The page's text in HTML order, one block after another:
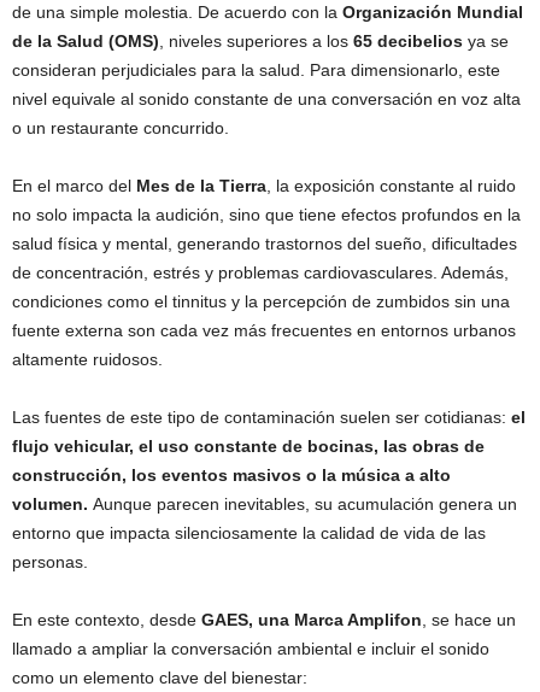
de una simple molestia. De acuerdo con la Organización Mundial
de la Salud (OMS), niveles superiores a los 65 decibelios ya se
consideran perjudiciales para la salud. Para dimensionarlo, este
nivel equivale al sonido constante de una conversación en voz alta
o un restaurante concurrido.
En el marco del Mes de la Tierra, la exposición constante al ruido
no solo impacta la audición, sino que tiene efectos profundos en la
salud física y mental, generando trastornos del sueño, dificultades
de concentración, estrés y problemas cardiovasculares. Además,
condiciones como el tinnitus y la percepción de zumbidos sin una
fuente externa son cada vez más frecuentes en entornos urbanos
altamente ruidosos.
Las fuentes de este tipo de contaminación suelen ser cotidianas: el
flujo vehicular, el uso constante de bocinas, las obras de
construcción, los eventos masivos o la música a alto
volumen. Aunque parecen inevitables, su acumulación genera un
entorno que impacta silenciosamente la calidad de vida de las
personas.
En este contexto, desde GAES, una Marca Amplifon, se hace un
llamado a ampliar la conversación ambiental e incluir el sonido
como un elemento clave del bienestar: